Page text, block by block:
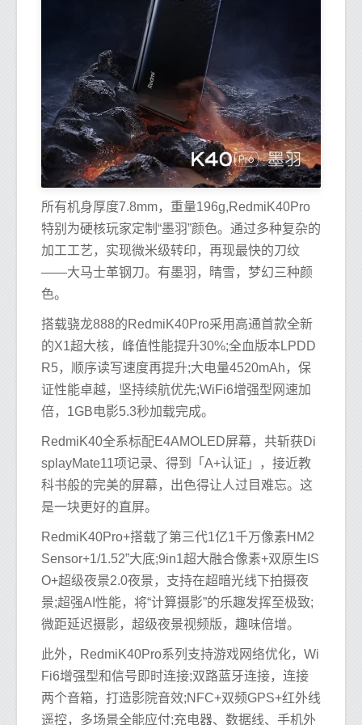
所有机身厚度7.8mm，重量196g,RedmiK40Pro
特别为硬核玩家定制“墨羽”颜色。通过多种复杂的
加工工艺，实现微米级转印，再现最快的刀纹
——大马士革钢刀。有墨羽，晴雪，梦幻三种颜
色。
搭载骁龙888的RedmiK40Pro采用高通首款全新
的X1超大核，峰值性能提升30%;全血版本LPDD
R5，顺序读写速度再提升;大电量4520mAh，保
证性能卓越，坚持续航优先;WiFi6增强型网速加
倍，1GB电影5.3秒加载完成。
RedmiK40全系标配E4AMOLED屏幕，共斩获Di
splayMate11项记录、得到「A+认证」，接近教
科书般的完美的屏幕，出色得让人过目难忘。这
是一块更好的直屏。
RedmiK40Pro+搭载了第三代1亿1千万像素HM2
Sensor+1/1.52”大底;9in1超大融合像素+双原生IS
O+超级夜景2.0夜景，支持在超暗光线下拍摄夜
景;超强AI性能，将“计算摄影”的乐趣发挥至极致;
微距延迟摄影，超级夜景视频版，趣味倍增。
此外，RedmiK40Pro系列支持游戏网络优化，Wi
Fi6增强型和信号即时连接;双路蓝牙连接，连接
两个音箱，打造影院音效;NFC+双频GPS+红外线
遥控，多场景全能应付;充电器、数据线、手机外